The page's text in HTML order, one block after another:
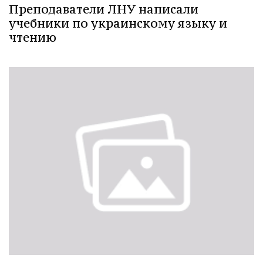
Преподаватели ЛНУ написали
учебники по украинскому языку и
чтению